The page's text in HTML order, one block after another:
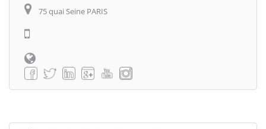
75 quai Seine PARIS